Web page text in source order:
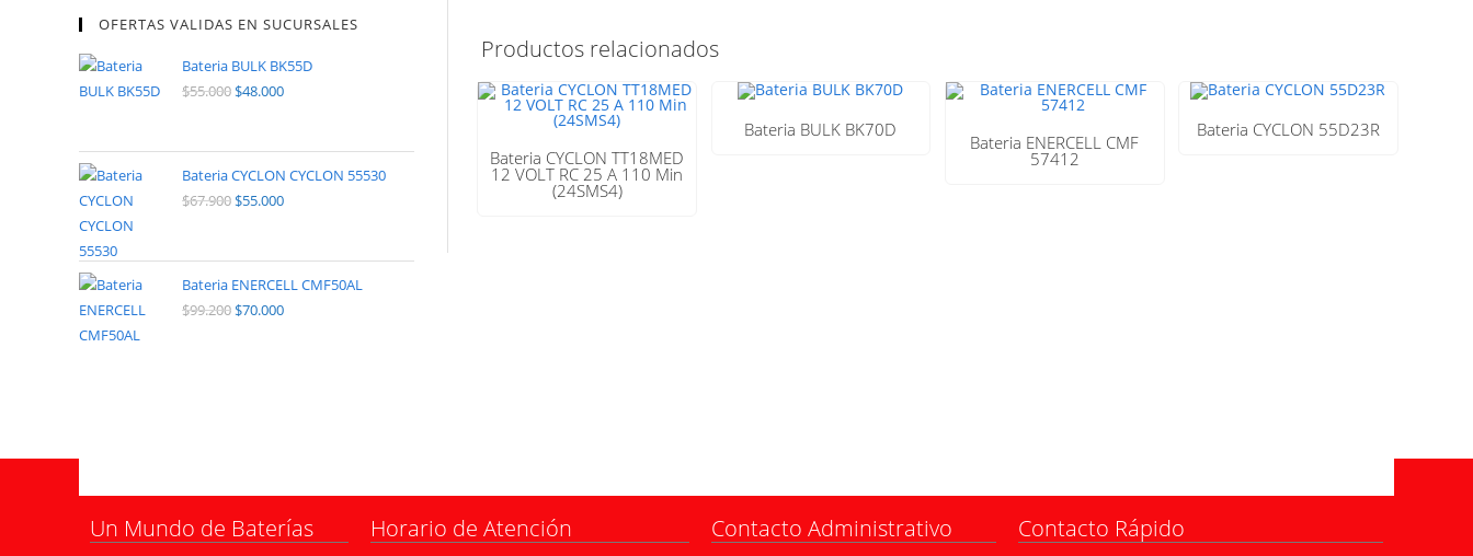
Productos relacionados
Bateria CYCLON TT18MED
12 VOLT RC 25 A 110 Min
(24SMS4)
Bateria BULK BK70D
Bateria ENERCELL CMF
57412
Bateria CYCLON 55D23R
OFERTAS VALIDAS EN SUCURSALES
Bateria BULK BK55D
$55.000 $48.000
Bateria CYCLON CYCLON 55530
$67.900 $55.000
Bateria ENERCELL CMF50AL
$99.200 $70.000
Un Mundo de Baterías Horario de Atención Contacto Administrativo Contacto Rápido